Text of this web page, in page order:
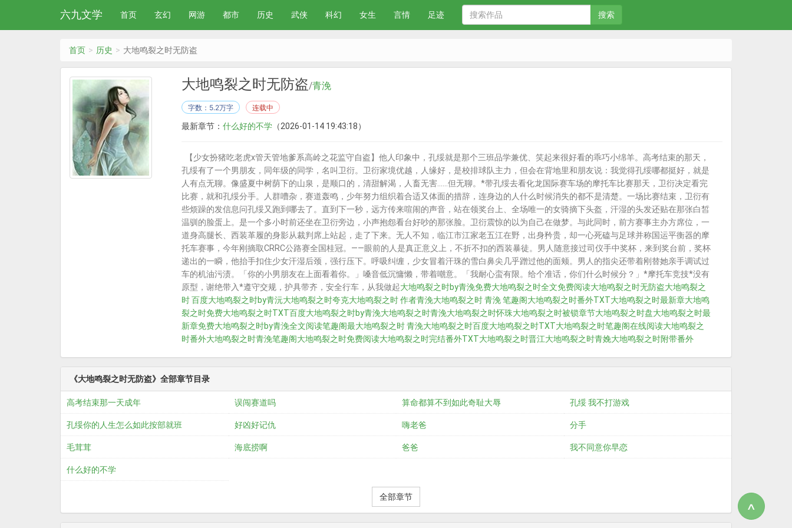
六九文学 首页 玄幻 网游 都市 历史 武侠 科幻 女生 言情 足迹 搜索
首页 历史 大地鸣裂之时无防盗
大地鸣裂之时无防盗/青浼
字数：5.2万字 连载中
最新章节： 什么好的不学（2026-01-14 19:43:18）
【少女扮猪吃老虎x管天管地爹系高岭之花监守自盗】他人印象中，孔绥就是那个三班品学兼优、笑起来很好看的乖巧小绵羊。高考结束的那天，
孔绥有了一个男朋友，同年级的同学，名叫卫衍。卫衍家境优越，人缘好，是校排球队主力，但会在背地里和朋友说：我觉得孔绥哪都挺好，就是
人有点无聊。像盛夏中树荫下的山泉，是顺口的，清甜解渴，人畜无害……但无聊。*带孔绥去看化龙国际赛车场的摩托车比赛那天，卫衍决定看完
比赛，就和孔绥分手。人群嘈杂，赛道轰鸣，少年努力组织着合适又体面的措辞，连身边的人什么时候消失的都不是清楚。一场比赛结束，卫衍有
些烦躁的发信息问孔绥又跑到哪去了。直到下一秒，远方传来喧闹的声音，站在领奖台上、全场唯一的女骑摘下头盔，汗湿的头发还贴在那张白皙
温驯的脸蛋上。是一个多小时前还坐在卫衍旁边，小声抱怨看台好吵的那张脸。卫衍震惊的以为自己在做梦。与此同时，前方赛事主办方席位，一
道身高腿长、西装革履的身影从裁判席上站起，走了下来。无人不知，临江市江家老五江在野，出身矜贵，却一心死磕与足球并称国运平衡器的摩
托车赛事，今年刚摘取CRRC公路赛全国桂冠。——眼前的人是真正意义上，不折不扣的西装暴徒。男人随意接过司仪手中奖杯，来到奖台前，奖杯
递出的一瞬，他抬手扣住少女汗湿后颈，强行压下。呼吸纠缠，少女冒着汗珠的雪白鼻尖几乎蹭过他的面颊。男人的指尖还带着刚替她亲手调试过
车的机油污渍。「你的小男朋友在上面看着你。」嗓音低沉慵懒，带着嘲意。「我耐心蛮有限。给个准话，你们什么时候分？」*摩托车竞技*没有
原型，谢绝带入*遵守交规，护具带齐，安全行车，从我做起大地鸣裂之时by青浼免费大地鸣裂之时全文免费阅读大地鸣裂之时无防盗大地鸣裂之
时 百度大地鸣裂之时by青沅大地鸣裂之时夸克大地鸣裂之时 作者青浼大地鸣裂之时 青浼 笔趣阁大地鸣裂之时番外TXT大地鸣裂之时最新章大地鸣
裂之时免费大地鸣裂之时TXT百度大地鸣裂之时by青浼大地鸣裂之时青浼大地鸣裂之时怀珠大地鸣裂之时被锁章节大地鸣裂之时盘大地鸣裂之时最
新章免费大地鸣裂之时by青浼全文阅读笔趣阁最大地鸣裂之时 青浼大地鸣裂之时百度大地鸣裂之时TXT大地鸣裂之时笔趣阁在线阅读大地鸣裂之
时番外大地鸣裂之时青浼笔趣阁大地鸣裂之时免费阅读大地鸣裂之时完结番外TXT大地鸣裂之时晋江大地鸣裂之时青娩大地鸣裂之时附带番外
《大地鸣裂之时无防盗》全部章节目录
高考结束那一天成年 误闯赛道吗 算命都算不到如此奇耻大辱 孔绥 我不打游戏
孔绥你的人生怎么如此按部就班 好凶好记仇 嗨老爸 分手
毛茸茸 海底捞啊 爸爸 我不同意你早恋
什么好的不学
全部章节
∧